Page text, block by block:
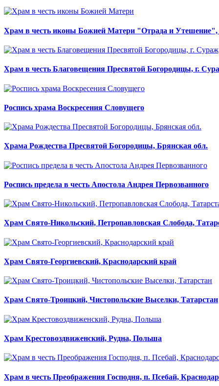
Храм в честь иконы Божией Матери "Отрада и Утешение",
Храм в честь Благовещения Пресвятой Богородицы, г.
Роспись храма Воскресения Словущего
Храма Рождества Пресвятой Богородицы, Брянская обл.
Роспись предела в честь Апостола Андрея Первозванного
Храм Свято-Никольский, Петропавловская Слобода,
Храм Свято-Георгиевский, Краснодарский край
Храм Свято-Троицкий, Чистопольские Выселки, Татарстан
Храм Крестовоздвиженский, Рудна, Польша
Храм в честь Преображения Господня, п. Псебай,